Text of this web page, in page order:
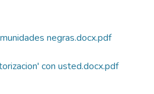
negras.docx.pdf
con usted.docx.pdf